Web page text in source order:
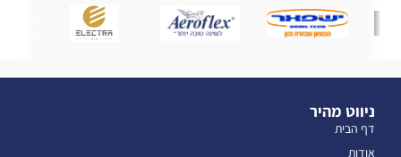
ניווט מהיר
דף הבית
אודות